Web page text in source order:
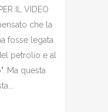
IL VIDEO
che la
fosse legata
petrolio e al
Ma questa